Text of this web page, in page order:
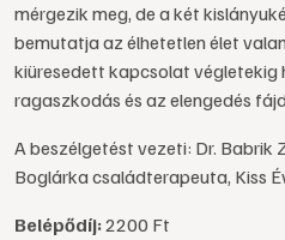
mérgezik meg, de a két
bemutatja az élhetetlen élet
kiüresedett kapcsolat végletekig
ragaszkodás és az elengedés
A beszélgetést vezeti: Dr. Babrik
Boglárka családterapeuta, Kiss
Belépődíj:2200 Ft